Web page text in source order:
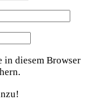
in diesem Browser